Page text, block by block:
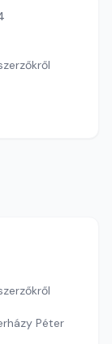
Péter